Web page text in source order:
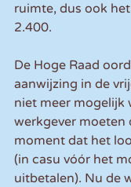
ruimte, dus ook
2.400.
De Hoge Raad
aanwijzing in de
niet meer mogelijk
werkgever moeten
moment dat het
(in casu vóór het
uitbetalen). Nu de